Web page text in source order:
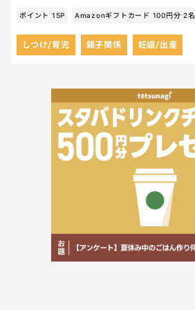
ポイント 15P Amazonギフトカード 100円分 2名
しつけ/育児 親子関係 妊娠/出産